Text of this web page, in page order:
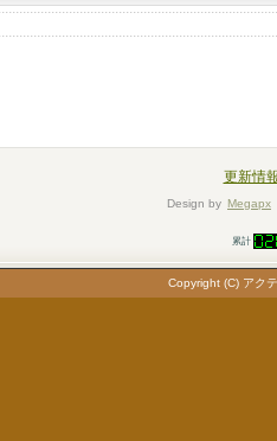
更新情
Design by Megapx
累計
Copyright (C) アク